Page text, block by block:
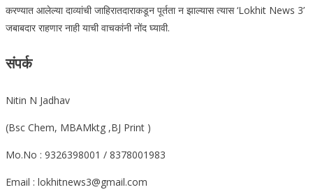
करण्यात आलेल्या दाव्यांची जाहिरातदाराकडून पूर्तता न झाल्यास त्यास ‘Lokhit News 3’
जबाबदार राहणार नाही याची वाचकांनी नोंद घ्यावी.
संपर्क
Nitin N Jadhav
(Bsc Chem, MBAMktg ,BJ Print )
Mo.No : 9326398001 / 8378001983
Email : lokhitnews3@gmail.com